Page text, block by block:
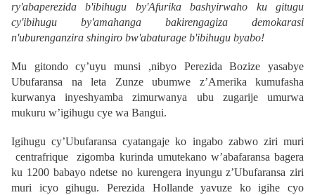
ry'abaperezida b'ibihugu by'Afurika bashyirwaho ku gitugu
cy'ibihugu by'amahanga bakirengagiza demokarasi
n'uburenganzira shingiro bw'abaturage b'ibihugu byabo!
Mu gitondo cy’uyu munsi ,nibyo Perezida Bozize yasabye
Ubufaransa na leta Zunze ubumwe z’Amerika kumufasha
kurwanya inyeshyamba zimurwanya ubu zugarije umurwa
mukuru w’igihugu cye wa Bangui.
Igihugu cy’Ubufaransa cyatangaje ko ingabo zabwo ziri muri
centrafrique zigomba kurinda umutekano w’abafaransa bagera
ku 1200 babayo ndetse no kurengera inyungu z’Ubufaransa ziri
muri icyo gihugu. Perezida Hollande yavuze ko igihe cyo